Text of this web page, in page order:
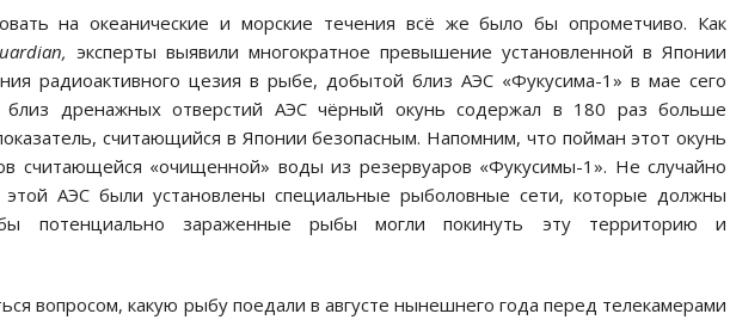
на океанические и морские течения всё же было бы опрометчиво. Как
эксперты выявили многократное превышение установленной в Японии
радиоактивного цезия в рыбе, добытой близ АЭС «Фукусима-1» в мае сего
дренажных отверстий АЭС чёрный окунь содержал в 180 раз больше
считающийся в Японии безопасным. Напомним, что пойман этот окунь
считающейся «очищенной» воды из резервуаров «Фукусимы-1». Не случайно
АЭС были установлены специальные рыболовные сети, которые должны
потенциально зараженные рыбы могли покинуть эту территорию и
вопросом, какую рыбу поедали в августе нынешнего года перед телекамерами